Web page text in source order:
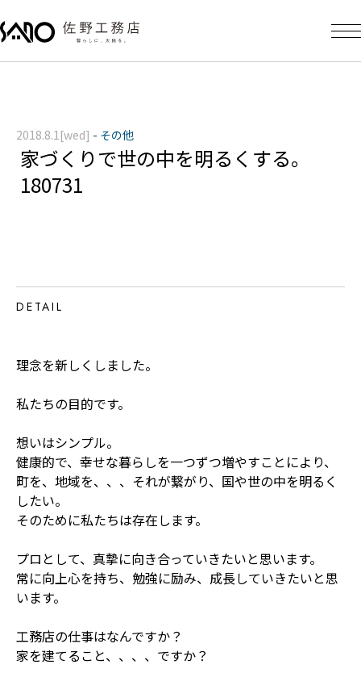
家づくりで世の中を明るくする。
180731
2018.8.1[wed] - その他
DETAIL
理念を新しくしました。
私たちの目的です。
想いはシンプル。
健康的で、幸せな暮らしを一つずつ増やすことにより、
町を、地域を、、、それが繋がり、国や世の中を明るく
したい。
そのために私たちは存在します。
プロとして、真摯に向き合っていきたいと思います。
常に向上心を持ち、勉強に励み、成長していきたいと思
います。
工務店の仕事はなんですか？
家を建てること、、、、ですか？